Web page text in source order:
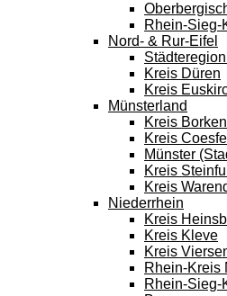
Rhein-Sieg-
Nord- & Rur-Eifel
Kreis Düren
Kreis
Münsterland
Kreis Borken
Kreis
Münster
Kreis
Kreis
Niederrhein
Kreis
Kreis Kleve
Kreis
Rhein-Kreis
Rhein-Sieg-